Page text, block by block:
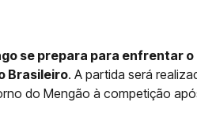
se prepara para enfrentar o
Brasileiro. A partida será
do Mengão à competição